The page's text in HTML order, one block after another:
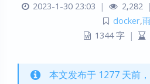
2023-1-30 23:03 | 2,282 |
docker,
1344 字 |
本文发布于 1277 天前